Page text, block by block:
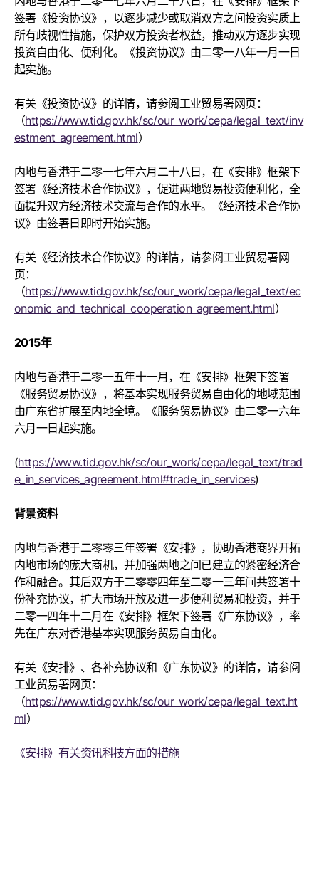
签署《投资协议》，以逐步减少或取消双方之间投资实质上
所有歧视性措施，保护双方投资者权益，推动双方逐步实现
投资自由化、便利化。《投资协议》由二零一八年一月一日
起实施。
有关《投资协议》的详情，请参阅工业贸易署网页：
（https://www.tid.gov.hk/sc/our_work/cepa/legal_text/inv
estment_agreement.html）
内地与香港于二零一七年六月二十八日，在《安排》框架下
签署《经济技术合作协议》，促进两地贸易投资便利化，全
面提升双方经济技术交流与合作的水平。《经济技术合作协
议》由签署日即时开始实施。
有关《经济技术合作协议》的详情，请参阅工业贸易署网
页：
（https://www.tid.gov.hk/sc/our_work/cepa/legal_text/ec
onomic_and_technical_cooperation_agreement.html）
2015年
内地与香港于二零一五年十一月，在《安排》框架下签署
《服务贸易协议》，将基本实现服务贸易自由化的地域范围
由广东省扩展至内地全境。《服务贸易协议》由二零一六年
六月一日起实施。
(https://www.tid.gov.hk/sc/our_work/cepa/legal_text/trad
e_in_services_agreement.html#trade_in_services)
背景资料
内地与香港于二零零三年签署《安排》，协助香港商界开拓
内地市场的庞大商机，并加强两地之间已建立的紧密经济合
作和融合。其后双方于二零零四年至二零一三年间共签署十
份补充协议，扩大市场开放及进一步便利贸易和投资，并于
二零一四年十二月在《安排》框架下签署《广东协议》，率
先在广东对香港基本实现服务贸易自由化。
有关《安排》、各补充协议和《广东协议》的详情，请参阅
工业贸易署网页：
（https://www.tid.gov.hk/sc/our_work/cepa/legal_text.ht
ml）
《安排》有关资讯科技方面的措施